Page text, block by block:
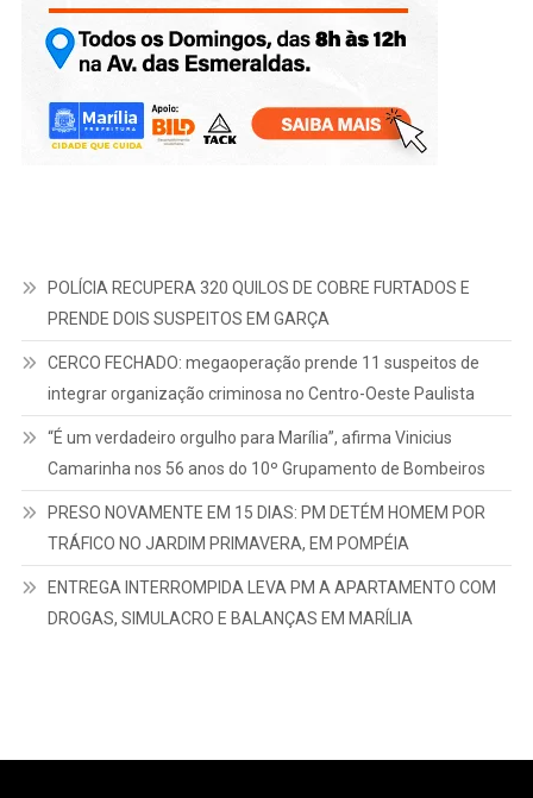
POLÍCIA RECUPERA 320 QUILOS DE COBRE FURTADOS E
PRENDE DOIS SUSPEITOS EM GARÇA
CERCO FECHADO: megaoperação prende 11 suspeitos de
integrar organização criminosa no Centro-Oeste Paulista
“É um verdadeiro orgulho para Marília”, afirma Vinicius
Camarinha nos 56 anos do 10º Grupamento de Bombeiros
PRESO NOVAMENTE EM 15 DIAS: PM DETÉM HOMEM POR
TRÁFICO NO JARDIM PRIMAVERA, EM POMPÉIA
ENTREGA INTERROMPIDA LEVA PM A APARTAMENTO COM
DROGAS, SIMULACRO E BALANÇAS EM MARÍLIA